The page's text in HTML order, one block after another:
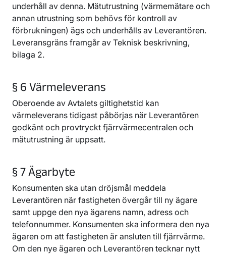
underhåll av denna. Mätutrustning (värmemätare och
annan utrustning som behövs för kontroll av
förbrukningen) ägs och underhålls av Leverantören.
Leveransgräns framgår av Teknisk beskrivning,
bilaga 2.
§ 6 Värmeleverans
Oberoende av Avtalets giltighetstid kan
värmeleverans tidigast påbörjas när Leverantören
godkänt och provtryckt fjärrvärmecentralen och
mätutrustning är uppsatt.
§ 7 Ägarbyte
Konsumenten ska utan dröjsmål meddela
Leverantören när fastigheten övergår till ny ägare
samt uppge den nya ägarens namn, adress och
telefonnummer. Konsumenten ska informera den nya
ägaren om att fastigheten är ansluten till fjärrvärme.
Om den nye ägaren och Leverantören tecknar nytt